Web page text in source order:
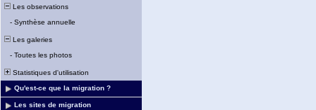
Les observations
- Synthèse annuelle
Les galeries
- Toutes les photos
Statistiques d'utilisation
Qu'est-ce que la migration ?
Les sites de migration